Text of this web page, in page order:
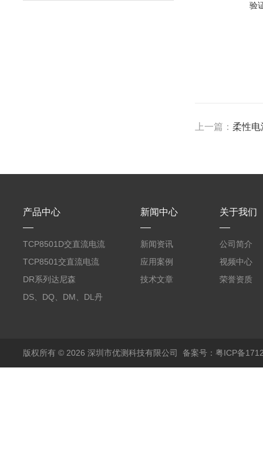
验
上一篇：柔性
产品中心
TCP8501D交直流电流
探头500A
TCP8501交直流电流
探头500A
DR系列达尼森
Danisense高精度电流
DS、DQ、DM、DL丹
新闻中心
新闻资讯
应用案例
技术文章
关于我们
公司简介
视频中心
荣誉资质
版权所有 © 2026 深圳市优测科技有限公司 备案号：粤ICP备